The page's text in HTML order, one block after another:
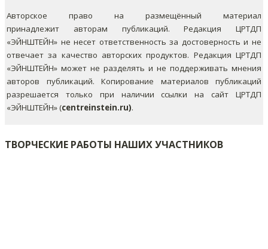
Авторское право на размещённый материал
принадлежит авторам публикаций. Редакция ЦРТДП
«ЭЙНШТЕЙН» не несет ответственность за достоверность и не
отвечает за качество авторских продуктов. Редакция ЦРТДП
«ЭЙНШТЕЙН» может не разделять и не поддерживать мнения
авторов публикаций. Копирование материалов публикаций
разрешается только при наличии ссылки на сайт ЦРТДП
«ЭЙНШТЕЙН» (centreinstein.ru).
ТВОРЧЕСКИЕ РАБОТЫ НАШИХ УЧАСТНИКОВ